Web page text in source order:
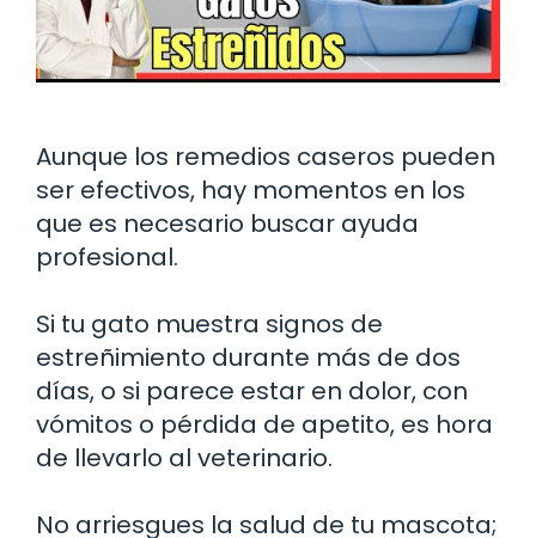
Aunque los remedios caseros pueden
ser efectivos, hay momentos en los
que es necesario buscar ayuda
profesional.
Si tu gato muestra signos de
estreñimiento durante más de dos
días, o si parece estar en dolor, con
vómitos o pérdida de apetito, es hora
de llevarlo al veterinario.
No arriesgues la salud de tu mascota;